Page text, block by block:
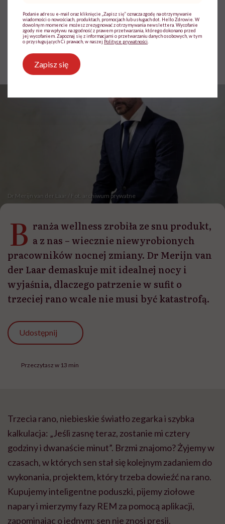
kradną nam spokój”
Agata Źrałko
Opublikowano:
Aktualizacja:
Dr Merijn van der Laar / Fot. archiwum prywatne
B ranża wellness zrobiła ze snu produkt,
a z nas – wiecznie niewyrobionych
pracowników nocnej zmiany. Dr Merijn van
der Laar demaskuje mit idealnej nocy i
wyjaśnia, dlaczego patrzenie w sufit o
trzeciej rano wcale nie musi być katastrofą.
Udostępnij
Przeczytasz w 13 min
Trzecia rano, niebieskie światło zegarka i szybka
kalkulacja: „Jeśli zasnę teraz, zostanie mi cztery
godziny i dwanaście minut”. Brzmi znajomo? Żyjemy w
czasach, w których sen stał się kolejnym zadaniem do
wykonania, projektem, który trzeba dowieźć na rano.
Kupujemy inteligentne poduszki, pijemy ziołowe
napary i mierzymy fazy REM za pomocą aplikacji,
zapominając o jednym: sen nie znosi presji.
Podanie adresu e-mail oraz kliknięcie „Zapisz się” oznacza zgodę na otrzymywanie
wiadomości o nowościach, produktach, promocjach lub usługach dot. Hello Zdrowie. W
dowolnym momencie możesz zrezygnować z otrzymywania newslettera. Wycofanie
zgody nie ma wpływu na zgodność z prawem przetwarzania, którego dokonano przed
jej wycofaniem. Zapoznaj się z informacjami o przetwarzaniu danych osobowych, w tym
o przysługujących Ci prawach, w naszej Polityce prywatności
Zapisz się